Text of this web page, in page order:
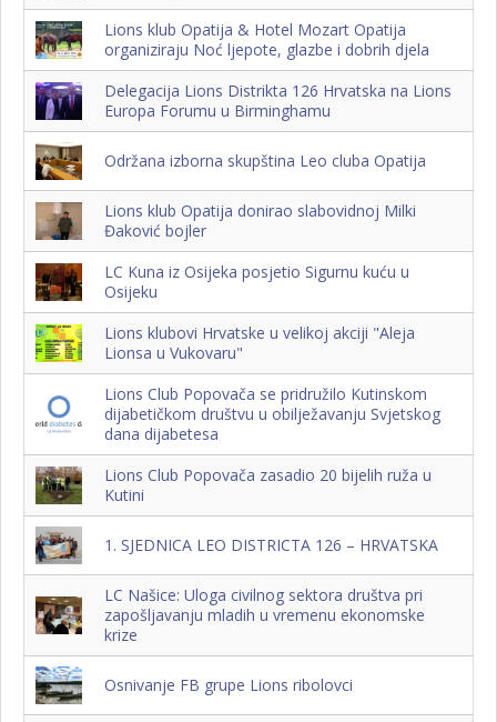
Lions klub Opatija & Hotel Mozart Opatija
organiziraju Noć ljepote, glazbe i dobrih djela
Delegacija Lions Distrikta 126 Hrvatska na Lions
Europa Forumu u Birminghamu
Održana izborna skupština Leo cluba Opatija
Lions klub Opatija donirao slabovidnoj Milki
Đaković bojler
LC Kuna iz Osijeka posjetio Sigurnu kuću u
Lions klubovi Hrvatske u velikoj akciji "Aleja
Lionsa u Vukovaru"
Lions Club Popovača se pridružilo Kutinskom
dijabetičkom društvu u obilježavanju Svjetskog
dana dijabetesa
Lions Club Popovača zasadio 20 bijelih ruža u
Kutini
1. SJEDNICA LEO DISTRICTA 126 – HRVATSKA
LC Našice: Uloga civilnog sektora društva pri
zapošljavanju mladih u vremenu ekonomske
krize
Osnivanje FB grupe Lions ribolovci